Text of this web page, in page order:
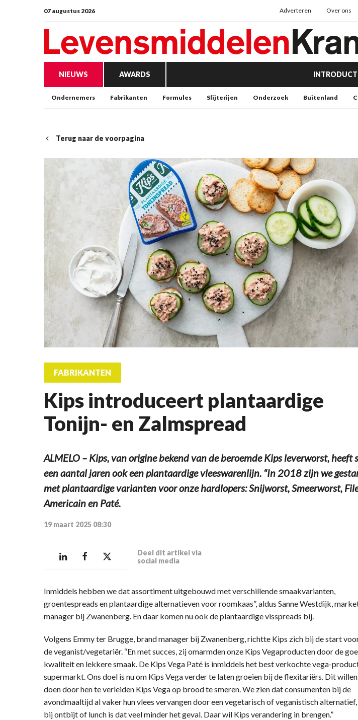
07 augustus 2026 Adverteren Over ons
NIEUWS AWARDS
Ondernemers Fabrikanten Formules Slijterijen Onderzoek Buitenland
Terug naar de voorpagina
FABRIKANTEN
Kips introduceert plantaardige
Tonijn- en Zalmspread
ALMELO – Kips, van origine bekend van de beroemde Kips leverworst, heeft
een aantal jaren ook een plantaardige vleeswarenlijn. “In 2018 zijn we
met plantaardige varianten voor onze hardlopers: Snijworst, Smeerworst,
Americain en Paté.
19 maart 2025 08:30
Deel dit artikel via
social media
Inmiddels hebben we dat assortiment uitgebouwd met verschillende smaakvarianten,
groentespreads en plantaardige alternatieven voor roomkaas”, aldus Sanne Westdijk,
manager bij Zwanenberg. En daar komen nu ook de plantaardige visspreads bij.
Volgens Emmy ter Brugge, brand manager bij Zwanenberg, richtte Kips zich bij de start
de veganist/vegetariër. “En met succes, zij omarmden onze Kips Vegaproducten door de
kwaliteit en lekkere smaak. De Kips Vega Paté is inmiddels het best verkochte vega-
supermarkt. Ons doel is nu om Kips Vega verder te laten groeien bij de flexitariërs. Dit
doen door hen te verleiden Kips Vega op brood te smeren. We zien dat consumenten bij de
avondmaaltijd al vaker hun vlees vervangen door een vegetarisch of veganistisch
bij ontbijt of lunch is dat veel minder het geval. Daar wil Kips verandering in brengen.”